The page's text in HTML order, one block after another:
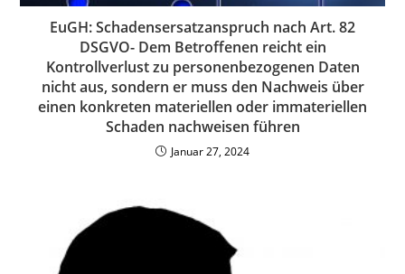
EuGH: Schadensersatzanspruch nach Art. 82
DSGVO- Dem Betroffenen reicht ein
Kontrollverlust zu personenbezogenen Daten
nicht aus, sondern er muss den Nachweis über
einen konkreten materiellen oder immateriellen
Schaden nachweisen führen
Januar 27, 2024